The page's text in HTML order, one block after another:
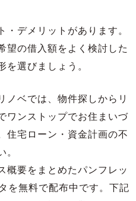
・デメリットがあります。
望の借入額をよく検討した
を選びましょう。
ノベでは、物件探しからリ
ワンストップでお住まいづ
住宅ローン・資金計画の不
。
概要をまとめたパンフレッ
を無料で配布中です。下記